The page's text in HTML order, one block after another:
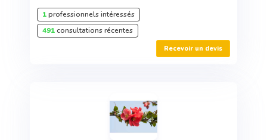
1professionnels intéressés
491consultations récentes
Recevoir un devis